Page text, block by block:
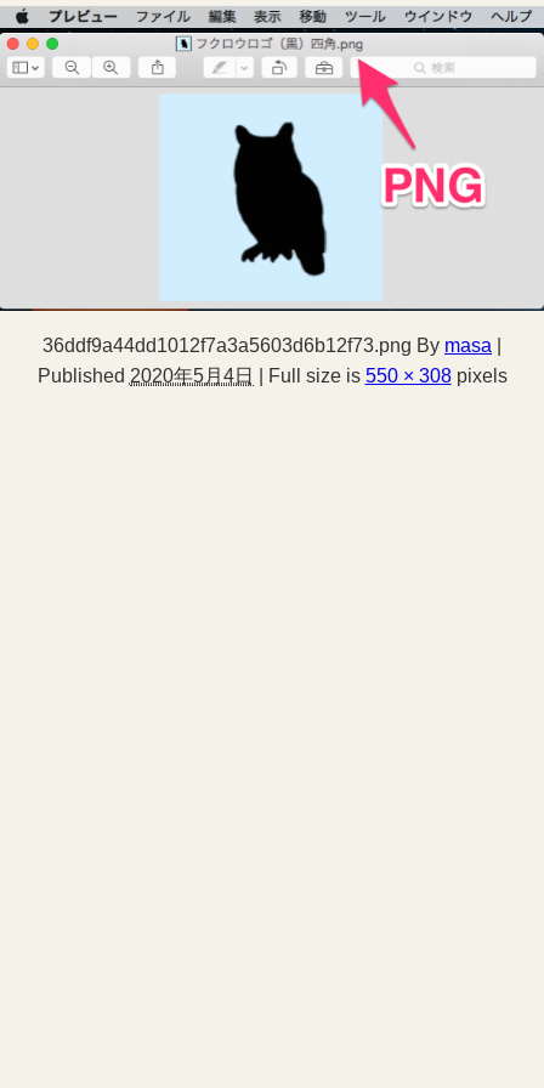
36ddf9a44dd1012f7a3a5603d6b12f73.png By masa
Published 2020年5月4日 Full size is 550 × 308pixels